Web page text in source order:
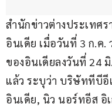
สำนักข่าวต่างประเทศร
อินเดีย เมื่อวันที่ 3 ก.ค.
ของอินเดียลงวันที่ 24
แล้ว ระบุว่า บริษัททีบีอี
อินเดีย, นิว นอร์ทอีส อิ